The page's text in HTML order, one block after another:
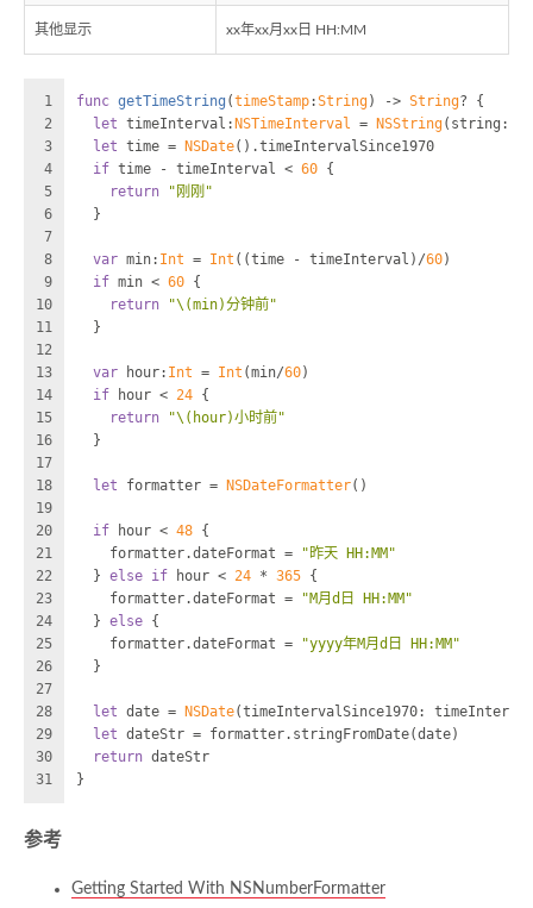
其他显示 xx年xx月xx日 HH:MM
1
2
3
4
5
6
7
8
9
10
11
12
13
14
15
16
17
18
19
20
21
22
23
24
25
26
27
28
29
30
31
func getTimeString (timeStamp:String) -> String? {
let timeInterval: NSTimeInterval = NSString(string:
let time = NSDate().timeIntervalSince1970
if time - timeInterval < 60 {
return
"刚刚"
  }
var min: Int = Int ((time - timeInterval) /60)
if min < 60 {
return
"\(min)分钟前"
  }
var hour: Int = Int (min/60)
if hour < 24 {
return
"\(hour)小时前"
  }
let formatter = NSDateFormatter()
if hour < 48 {
    formatter.dateFormat
=
"昨天 HH:MM"
  }
else if hour < 24 * 365 {
    formatter.dateFormat
=
"M月d日 HH:MM"
  }
else {
    formatter.dateFormat
=
"yyyy年M月d日 HH:MM"
  }
let date = NSDate(timeIntervalSince1970:
let dateStr = formatter.stringFromDate(date)
return dateStr
}
参考
Getting Started With NSNumberFormatter